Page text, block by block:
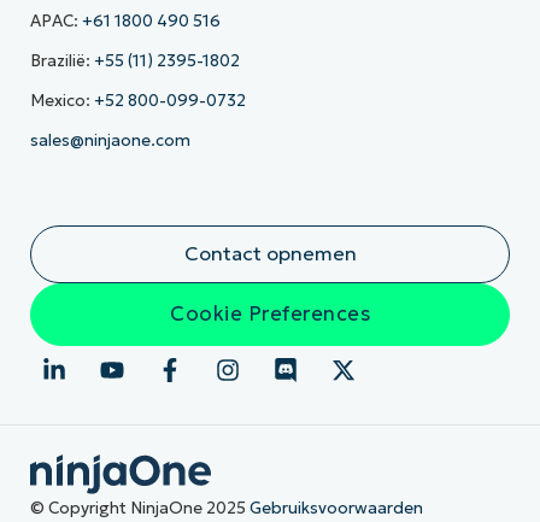
APAC: +61 1800 490 516
Brazilië: +55 (11) 2395-1802
Mexico: +52 800-099-0732
sales@ninjaone.com
Contact opnemen
Cookie Preferences
© Copyright NinjaOne 2025 Gebruiksvoorwaarden